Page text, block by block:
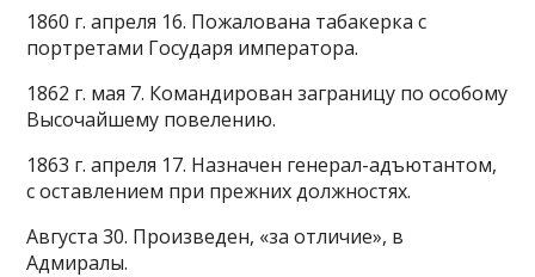
1860 г. апреля 16. Пожалована табакерка с
портретами Государя императора.
1862 г. мая 7. Командирован заграницу по особому
Высочайшему повелению.
1863 г. апреля 17. Назначен генерал-адъютантом,
с оставлением при прежних должностях.
Августа 30. Произведен, «за отличие», в
Адмиралы.